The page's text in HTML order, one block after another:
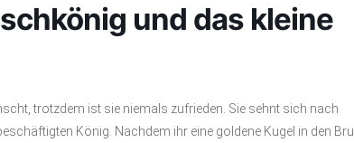
und das kleine
trotzdem ist sie niemals zufrieden. Sie sehnt sich nach
König. Nachdem ihr eine goldene Kugel in den